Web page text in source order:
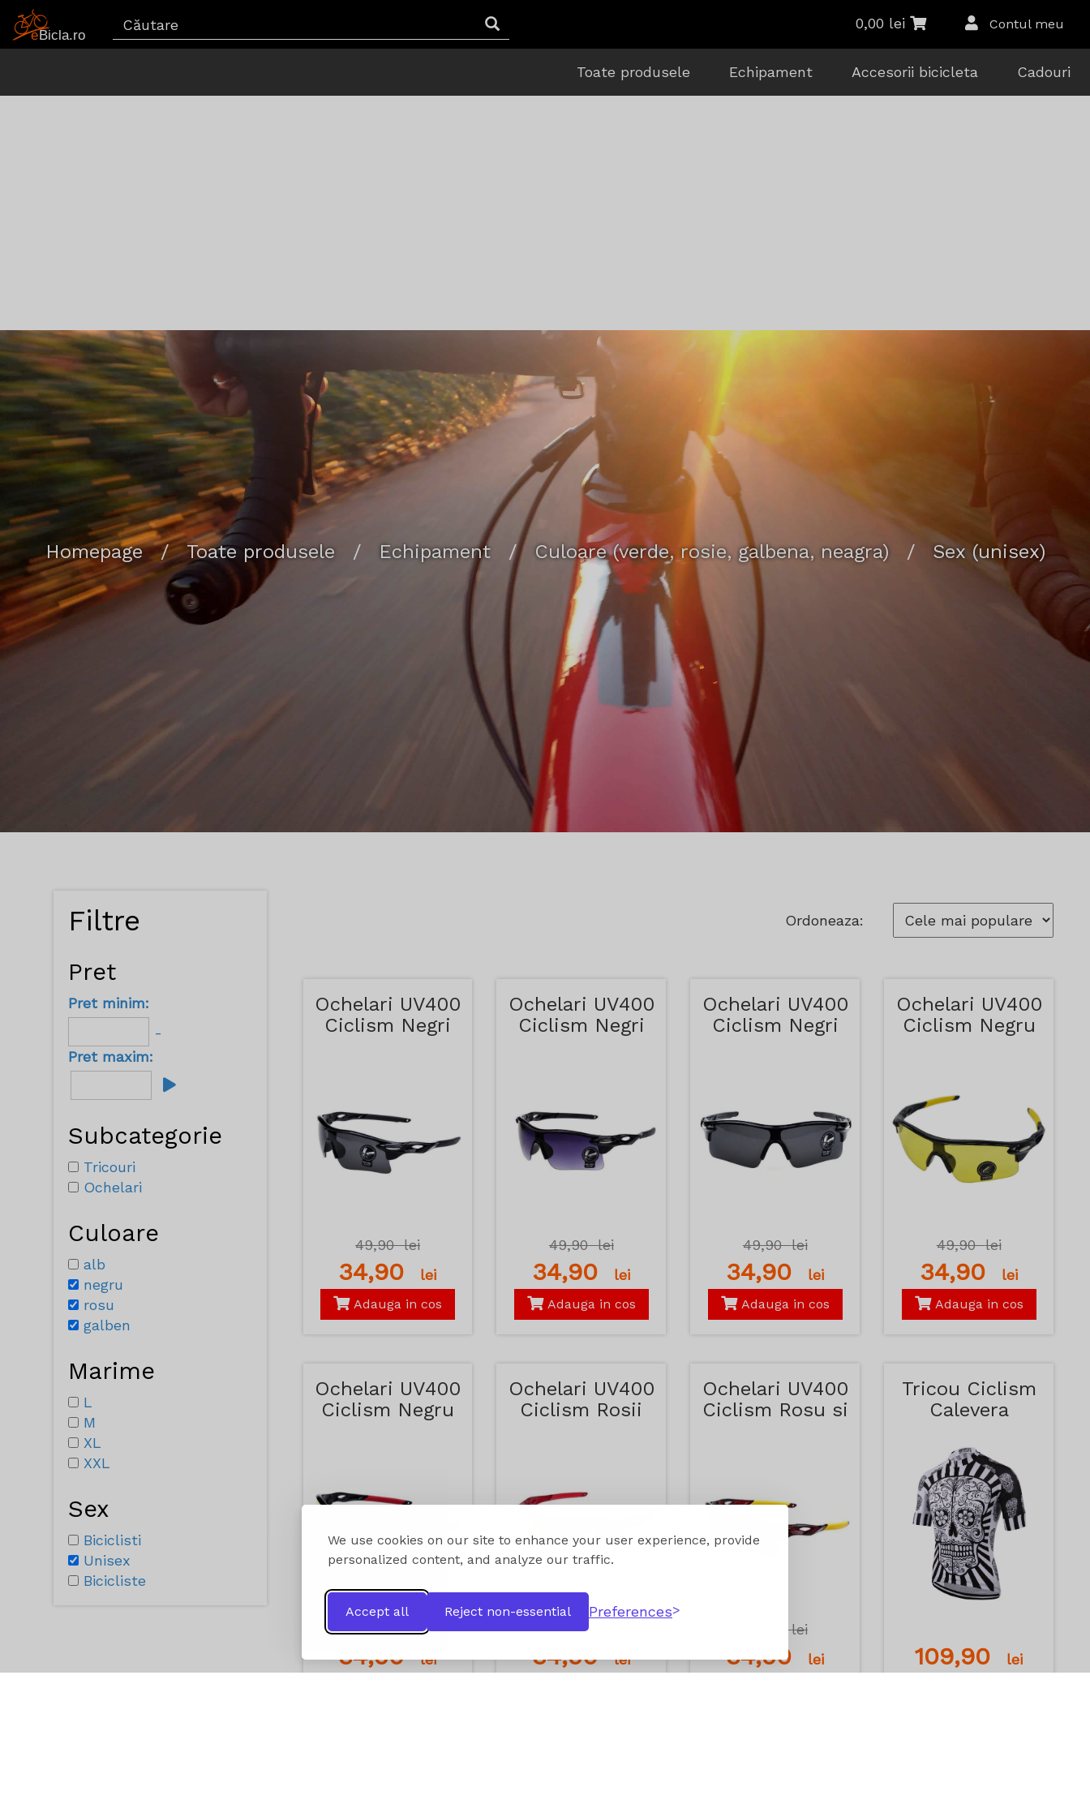
We use cookies on our site to enhance your user experience, provide
personalized content, and analyze our traffic.
Accept all Reject non-essential Preferences
0,00 lei Contul meu
Toate produsele Echipament Accesorii bicicleta Cadouri
Homepage / Toate produsele / Echipament / Culoare (verde, rosie, galbena, neagra) / Sex (unisex)
Filtre
Pret
Pret minim:
-
Pret maxim:
Subcategorie
Tricouri
Ochelari
Culoare
alb
negru
rosu
galben
Marime
L
M
XL
XXL
Sex
Biciclisti
Unisex
Bicicliste
Ordoneaza:
Ochelari UV400
Ciclism Negri
49,90lei
34,90 lei
Adauga in cos
Ochelari UV400
Ciclism Negri
49,90lei
34,90 lei
Adauga in cos
Ochelari UV400
Ciclism Negri
49,90lei
34,90 lei
Adauga in cos
Ochelari UV400
Ciclism Negru
49,90lei
34,90 lei
Adauga in cos
Ochelari UV400
Ciclism Negru
49,90lei
34,90lei
Ochelari UV400
Ciclism Rosii
49,90
34,90lei
Ochelari UV400
Ciclism Rosu si
49,90lei
34,90 lei
Tricou Ciclism
Calevera
109,90 lei